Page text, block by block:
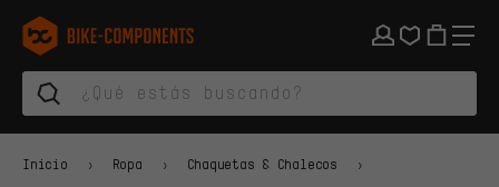
Saltar a la navegación principal
Saltar a la navegación de categorías
Saltar al contenido
Saltar a marcas y al boletín
Saltar al pie de página
bike-components.de Página de inicio
Inicio Ropa Chaquetas & Chalecos